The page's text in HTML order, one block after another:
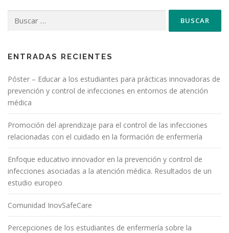
ENTRADAS RECIENTES
Póster – Educar a los estudiantes para prácticas innovadoras de
prevención y control de infecciones en entornos de atención
médica
Promoción del aprendizaje para el control de las infecciones
relacionadas con el cuidado en la formación de enfermería
Enfoque educativo innovador en la prevención y control de
infecciones asociadas a la atención médica. Resultados de un
estudio europeo
Comunidad InovSafeCare
Percepciones de los estudiantes de enfermería sobre la